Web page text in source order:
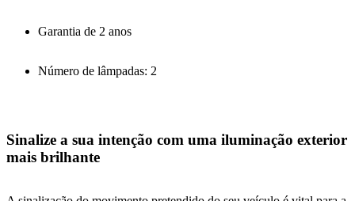
Garantia de 2 anos
Número de lâmpadas: 2
Sinalize a sua intenção com uma iluminação exterior
mais brilhante